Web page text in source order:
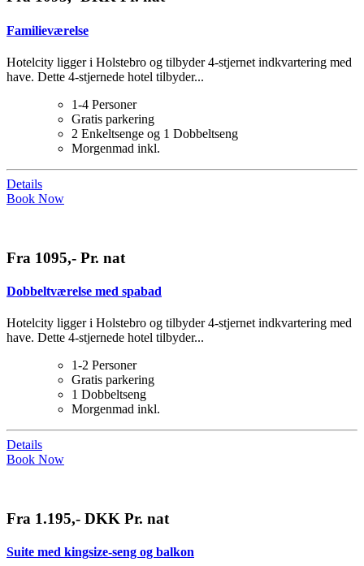
Familieværelse
Hotelcity ligger i Holstebro og tilbyder 4-stjernet indkvartering med
have. Dette 4-stjernede hotel tilbyder...
1-4 Personer
Gratis parkering
2 Enkeltsenge og 1 Dobbeltseng
Morgenmad inkl.
Details
Book Now
Fra 1095,- Pr. nat
Dobbeltværelse med spabad
Hotelcity ligger i Holstebro og tilbyder 4-stjernet indkvartering med
have. Dette 4-stjernede hotel tilbyder...
1-2 Personer
Gratis parkering
1 Dobbeltseng
Morgenmad inkl.
Details
Book Now
Fra 1.195,- DKK Pr. nat
Suite med kingsize-seng og balkon